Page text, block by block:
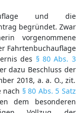
und die
begründet. Zwar
vorgenommene
Fahrtenbuchauflage
des § 80 Abs. 3
dazu Beschluss der
2018, a. a. O., zit.
nach § 80 Abs. 5 Satz
dem besonderen